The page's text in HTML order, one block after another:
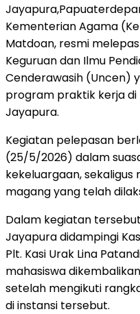
Kementerian Agama
Matdoan, resmi
Keguruan dan Ilmu
Cenderawasih (Uncen)
program praktik kerja di
Jayapura.
Kegiatan pelepasan
(25/5/2026) dalam
kekeluargaan,
magang yang telah
Dalam kegiatan
Jayapura didampingi
Plt. Kasi Urak Lina
mahasiswa
setelah mengikuti
di instansi tersebut.